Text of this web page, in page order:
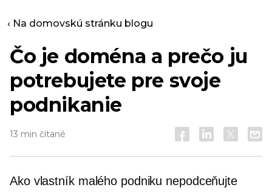
‹ Na domovskú stránku blogu
Čo je doména a prečo ju
potrebujete pre svoje
podnikanie
13 min čítané
Ako vlastník malého podniku nepodceňujte